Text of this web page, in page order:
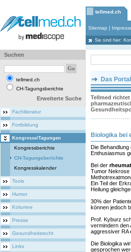
tellmed.ch
Sitemap |
Sie sind hier:
Suchen
tellmed.ch
CH-Tagungsberichte
Erweiterte Suche
Fachliteratur
Fortbildung
Kongresse/Tagungen
Kongressberichte
CH-Tagungsberichte
Kongresskalender
Tools
Humor
Kolumne
Presse
Gesundheitsrecht
Links
Das
Tellmed
Biologika bei
Die
Enthusiasmus
Bei der
Tumor Nekrose
Ein Teil der
Heilung
30% der
können jedoch
Prof. Kyburz
vermindern den
aggressiver RA
Die Biologika
gesprochen